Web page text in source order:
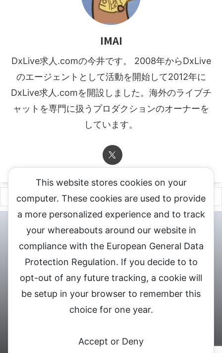
IMAI
DxLive求人.comの今井です。 2008年からDxLive
のエージェントとして活動を開始して2012年に
DxLive求人.comを開設しました。海外のライブチ
ャットを専門に扱うプロダクションのオーナーを
しています。
チャットレディ登録申込 DXLIVE求人.comへお問合せ
DXLIVE 退
会・解約・移籍の申請
式サイト
DXLIVEのチャットレディ求人情報サイト
This website stores cookies on your
computer. These cookies are used to provide
a more personalized experience and to track
your whereabouts around our website in
compliance with the European General Data
Protection Regulation. If you decide to to
opt-out of any future tracking, a cookie will
be setup in your browser to remember this
choice for one year.
Accept or Deny